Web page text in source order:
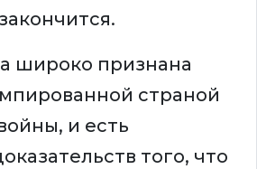
широко признана
страной
и есть
того, что